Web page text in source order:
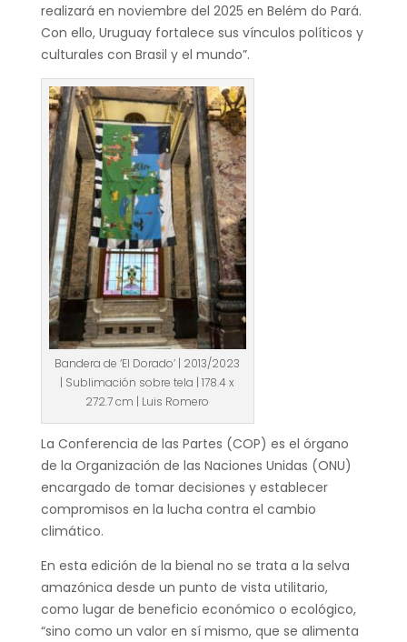
realizará en noviembre del 2025 en Belém do Pará.
Con ello, Uruguay fortalece sus vínculos políticos y
culturales con Brasil y el mundo”.
Bandera de ‘El Dorado’ | 2013/2023
| Sublimación sobre tela | 178.4 x
272.7 cm | Luis Romero
La Conferencia de las Partes (COP) es el órgano
de la Organización de las Naciones Unidas (ONU)
encargado de tomar decisiones y establecer
compromisos en la lucha contra el cambio
climático.
En esta edición de la bienal no se trata a la selva
amazónica desde un punto de vista utilitario,
como lugar de beneficio económico o ecológico,
“sino como un valor en sí mismo, que se alimenta